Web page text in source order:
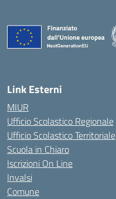
Link Esterni
MIUR
Ufficio Scolastico Regionale
Ufficio Scolastico Territoriale
Scuola in Chiaro
Iscrizioni On Line
Invalsi
Comune